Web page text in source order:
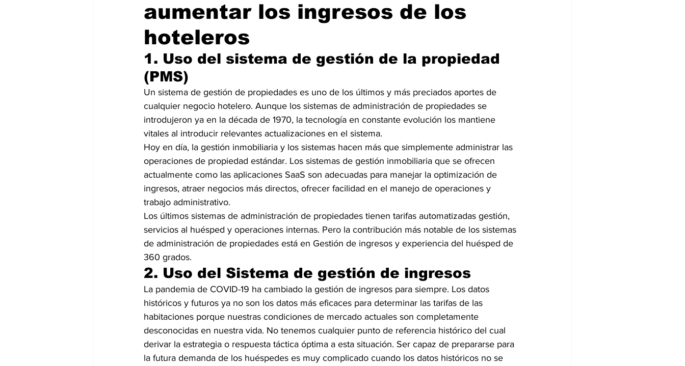
Social Media Marketing Turismo On line Tecnología Un Café Digital Noticias Tecnología
Sostenibilidad salud
aumentar los ingresos de los
hoteleros
1. Uso del sistema de gestión de la propiedad
(PMS)
Un sistema de gestión de propiedades es uno de los últimos y más preciados aportes de
cualquier negocio hotelero. Aunque los sistemas de administración de propiedades se
introdujeron ya en la década de 1970, la tecnología en constante evolución los mantiene
vitales al introducir relevantes actualizaciones en el sistema.
Hoy en día, la gestión inmobiliaria y los sistemas hacen más que simplemente administrar las
operaciones de propiedad estándar. Los sistemas de gestión inmobiliaria que se ofrecen
actualmente como las aplicaciones SaaS son adecuadas para manejar la optimización de
ingresos, atraer negocios más directos, ofrecer facilidad en el manejo de operaciones y
trabajo administrativo.
Los últimos sistemas de administración de propiedades tienen tarifas automatizadas gestión,
servicios al huésped y operaciones internas. Pero la contribución más notable de los sistemas
de administración de propiedades está en Gestión de ingresos y experiencia del huésped de
360 grados.
2. Uso del Sistema de gestión de ingresos
La pandemia de COVID-19 ha cambiado la gestión de ingresos para siempre. Los datos
históricos y futuros ya no son los datos más eficaces para determinar las tarifas de las
habitaciones porque nuestras condiciones de mercado actuales son completamente
desconocidas en nuestra vida. No tenemos cualquier punto de referencia histórico del cual
derivar la estrategia o respuesta táctica óptima a esta situación. Ser capaz de prepararse para
la futura demanda de los huéspedes es muy complicado cuando los datos históricos no se